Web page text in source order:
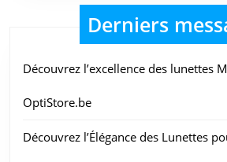
Derniers
Découvrez l’excellence des lunettes
OptiStore.be
Découvrez l’Élégance des Lunettes